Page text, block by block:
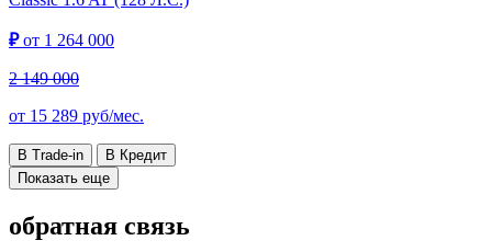
₽от 1 264 000
2 149 000
от 15 289 руб/мес.
В Trade-in
В Кредит
Показать еще
обратная связь